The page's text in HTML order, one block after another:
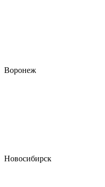
Воронеж
Новосибирск